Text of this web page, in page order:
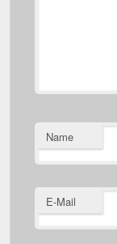
Name
E-Mail